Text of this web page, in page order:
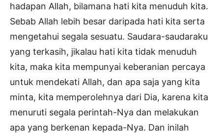
hadapan Allah, bilamana hati kita menuduh kita.
Sebab Allah lebih besar daripada hati kita serta
mengetahui segala sesuatu. Saudara-saudaraku
yang terkasih, jikalau hati kita tidak menuduh
kita, maka kita mempunyai keberanian percaya
untuk mendekati Allah, dan apa saja yang kita
minta, kita memperolehnya dari Dia, karena kita
menuruti segala perintah-Nya dan melakukan
apa yang berkenan kepada-Nya. Dan inilah